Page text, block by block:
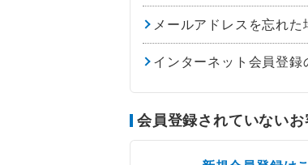
メールアドレスを忘れた
インターネット会員登
会員登録されていないお